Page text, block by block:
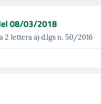
08/03/2018
2 lettera a) d.lgs n. 50/2016